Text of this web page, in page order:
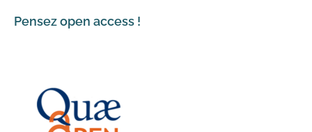
Pensez open access !